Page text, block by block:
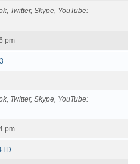
Twitter, Skype, YouTube
pm
Twitter, Skype, YouTube
pm